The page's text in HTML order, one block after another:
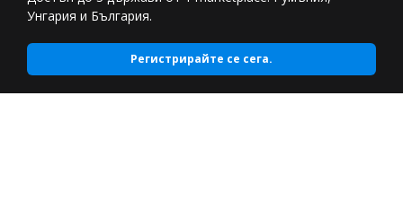
Унгария и България.
Регистрирайте се сега.